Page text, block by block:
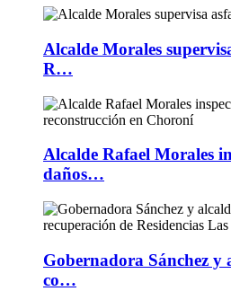
Alcalde Morales
R…
Alcalde Rafael Morales
daños…
Gobernadora Sánchez y
co…